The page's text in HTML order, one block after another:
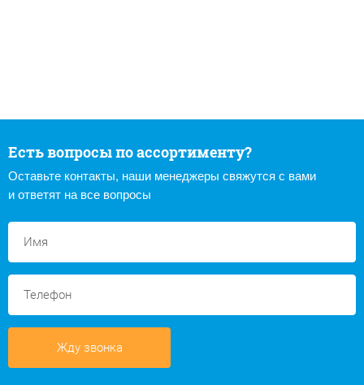
Есть вопросы по ассортименту?
Оставьте контакты, наши менеджеры свяжутся с вами
и ответят на все вопросы
Жду звонка